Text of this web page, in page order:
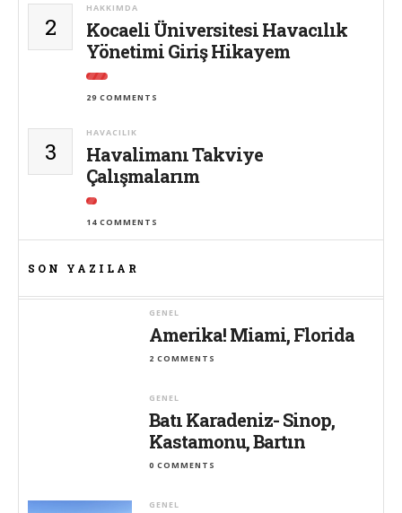
2
HAKKIMDA
Kocaeli Üniversitesi Havacılık
Yönetimi Giriş Hikayem
29 COMMENTS
3
HAVACILIK
Havalimanı Takviye
Çalışmalarım
14 COMMENTS
SON YAZILAR
GENEL
Amerika! Miami, Florida
2 COMMENTS
GENEL
Batı Karadeniz- Sinop,
Kastamonu, Bartın
0 COMMENTS
GENEL